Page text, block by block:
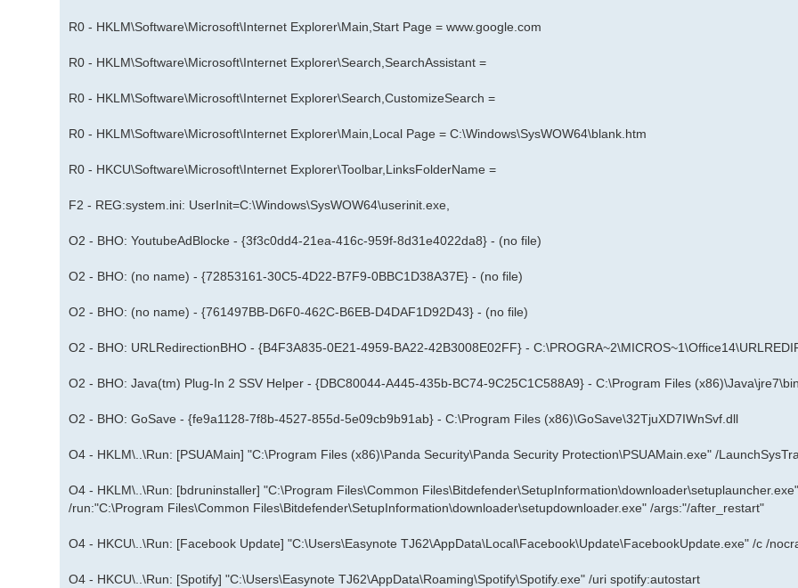
R0 - HKLM\Software\Microsoft\Internet Explorer\Main,Start Page =www.google.com
R0 - HKLM\Software\Microsoft\Internet Explorer\Search,SearchAssistant =
R0 - HKLM\Software\Microsoft\Internet Explorer\Search,CustomizeSearch =
R0 - HKLM\Software\Microsoft\Internet Explorer\Main,Local Page = C:\Windows\SysWOW64\blank.htm
R0 - HKCU\Software\Microsoft\Internet Explorer\Toolbar,LinksFolderName =
F2 - REG:system.ini: UserInit=C:\Windows\SysWOW64\userinit.exe,
O2 - BHO: YoutubeAdBlocke - {3f3c0dd4-21ea-416c-959f-8d31e4022da8} - (no file)
O2 - BHO: (no name) - {72853161-30C5-4D22-B7F9-0BBC1D38A37E} - (no file)
O2 - BHO: (no name) - {761497BB-D6F0-462C-B6EB-D4DAF1D92D43} - (no file)
O2 - BHO: URLRedirectionBHO - {B4F3A835-0E21-4959-BA22-42B3008E02FF} -
O2 - BHO: Java(tm) Plug-In 2 SSV Helper - {DBC80044-A445-435b-BC74-9C25C1C588A9} - C:\Program Files
O2 - BHO: GoSave - {fe9a1128-7f8b-4527-855d-5e09cb9b91ab} - C:\Program Files (x86)\GoSave\32TjuXD7IWnSvf.dll
O4 - HKLM\..\Run: [PSUAMain] "C:\Program Files (x86)\Panda Security\Panda Security Protection\PSUAMain.exe" /
O4 - HKLM\..\Run: [bdruninstaller] "C:\Program Files\Common Files\Bitdefender\SetupInformation\downloader\setuplauncher.exe"
/run:"C:\Program Files\Common Files\Bitdefender\SetupInformation\downloader\setupdownloader.exe" /args:"/after_restart"
O4 - HKCU\..\Run: [Facebook Update] "C:\Users\Easynote TJ62\AppData\Local\Facebook\Update\FacebookUpdate.exe" /c /
O4 - HKCU\..\Run: [Spotify] "C:\Users\Easynote TJ62\AppData\Roaming\Spotify\Spotify.exe" /uri spotify:autostart